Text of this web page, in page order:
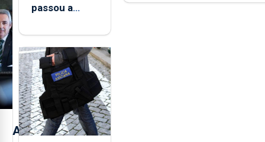
A
passou a
de
monitorização
de infrassons
dos Açores